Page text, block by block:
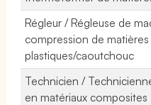
Régleur / Régleuse de
compression de matières
plastiques/caoutchouc
Technicien /
en matériaux composites